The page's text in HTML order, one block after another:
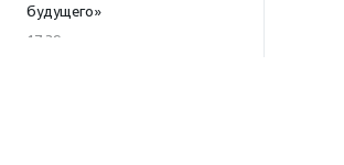
будущего»
17:39